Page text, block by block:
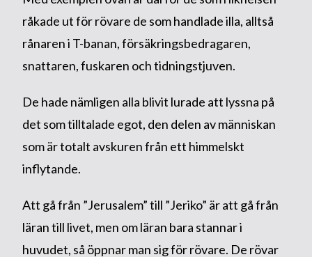
råkade ut för rövare de som handlade illa, alltså
rånaren i T-banan, försäkringsbedragaren,
snattaren, fuskaren och tidningstjuven.
De hade nämligen alla blivit lurade att lyssna på
det som tilltalade egot, den delen av människan
som är totalt avskuren från ett himmelskt
inflytande.
Att gå från ”Jerusalem” till ”Jeriko” är att gå från
läran till livet, men om läran bara stannar i
huvudet, så öppnar man sig för rövare. De rövar